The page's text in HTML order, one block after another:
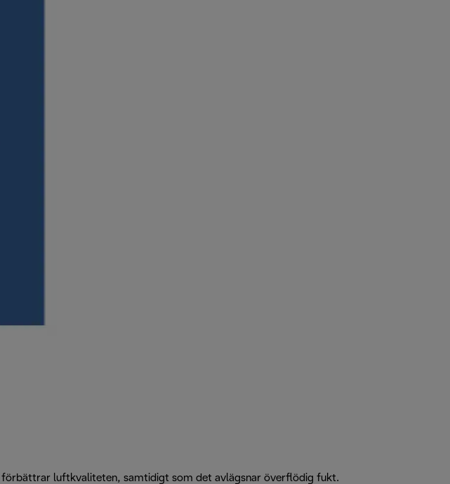
luftkvaliteten, samtidigt som det avlägsnar överflödig fukt.